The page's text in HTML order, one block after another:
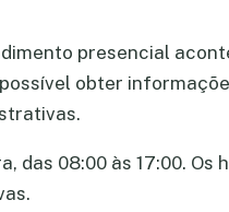
presencial
obter
das 08:00 às 17:00. Os